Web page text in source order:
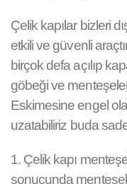
Çelik kapılar bizleri
etkili ve güvenli
birçok defa açılıp
göbeği ve
Eskimesine engel
uzatabiliriz buda
1. Çelik kapı
sonucunda